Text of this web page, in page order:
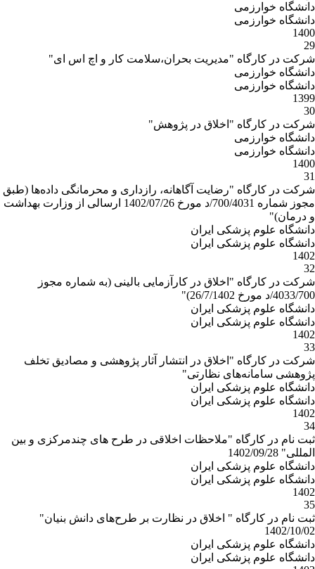
دانشگاه خوارزمی
دانشگاه خوارزمی
1400
29
شرکت در کارگاه "مدیریت بحران،سلامت کار و اچ اس ای"
دانشگاه خوارزمی
دانشگاه خوارزمی
1399
30
شرکت در کارگاه "اخلاق در پژوهش"
دانشگاه خوارزمی
دانشگاه خوارزمی
1400
31
شرکت در کارگاه "رضایت آگاهانه، رازداری و محرمانگی داده‌ها (طبق
مجوز شماره 700/4031/د مورخ 1402/07/26 ارسالی از وزارت بهداشت
و درمان)"
دانشگاه علوم پزشکی ایران
دانشگاه علوم پزشکی ایران
1402
32
شرکت در کارگاه "اخلاق در کارآزمایی بالینی (به شماره مجوز
4033/700/د مورخ 26/7/1402)"
دانشگاه علوم پزشکی ایران
دانشگاه علوم پزشکی ایران
1402
33
شرکت در کارگاه "اخلاق در انتشار آثار پژوهشی و مصادیق تخلف
پژوهشی سامانه‌های نظارتی"
دانشگاه علوم پزشکی ایران
دانشگاه علوم پزشکی ایران
1402
34
ثبت نام در کارگاه "ملاحظات اخلاقی در طرح های چندمرکزی و بین
المللی" 1402/09/28
دانشگاه علوم پزشکی ایران
دانشگاه علوم پزشکی ایران
1402
35
ثبت نام در کارگاه " اخلاق در نظارت بر طرح‌های دانش بنیان"
1402/10/02
دانشگاه علوم پزشکی ایران
دانشگاه علوم پزشکی ایران